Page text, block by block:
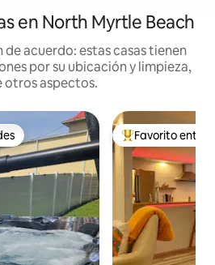
en North Myrtle Beach
de acuerdo: estas casas tienen
por su ubicación y limpieza,
otros aspectos.
De los mejores
Favorito entre